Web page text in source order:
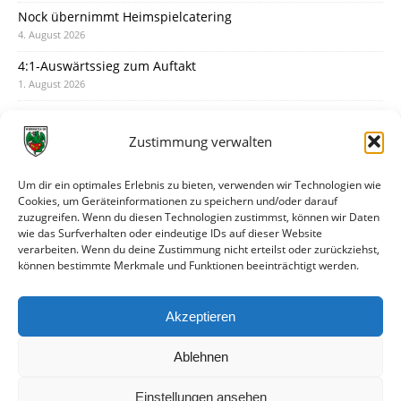
Zustimmung verwalten
Um dir ein optimales Erlebnis zu bieten, verwenden wir Technologien wie
Cookies, um Geräteinformationen zu speichern und/oder darauf
zuzugreifen. Wenn du diesen Technologien zustimmst, können wir Daten
wie das Surfverhalten oder eindeutige IDs auf dieser Website
verarbeiten. Wenn du deine Zustimmung nicht erteilst oder zurückziehst,
können bestimmte Merkmale und Funktionen beeinträchtigt werden.
Akzeptieren
Ablehnen
Einstellungen ansehen
Nock übernimmt Heimspielcatering
4. August 2026
4:1-Auswärtssieg zum Auftakt
1. August 2026
31. Juli 2026
30. Juli 2026
Deine Spielminute: 89+1
28. Juli 2026
Neuer Rückensponsor
Neue Podcast-Folge: So tickt Björn!
27. Juli 2026